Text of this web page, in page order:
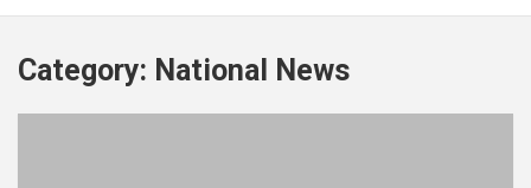
Category: National News